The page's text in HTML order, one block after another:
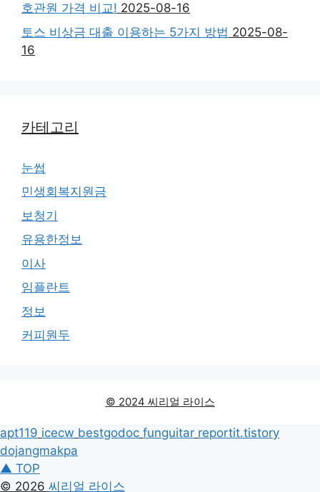
호관원 가격 비교! 2025-08-16
토스 비상금 대출 이용하는 5가지 방법 2025-08-
16
카테고리
눈썹
민생회복지원금
보청기
유용한정보
이사
임플란트
정보
커피원두
© 2024 씨리얼 라이스
apt119 icecw bestgodoc funguitar reportit.tistory
dojangmakpa
▲ TOP
© 2026 씨리얼 라이스